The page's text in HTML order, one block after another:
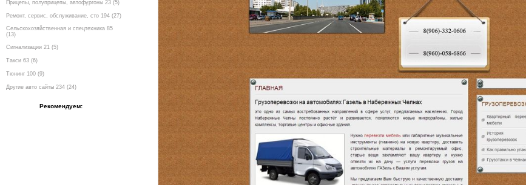
Прицепы, полуприцепы, автофургоны 23 (5)
Ремонт, сервис, обслуживание, сто 194 (27)
Сельскохозяйственная и спецтехника 85
(13)
Сигнализации 21 (5)
Такси 63 (6)
Тюнинг 100 (9)
Другие авто сайты 234 (24)
Рекомендуем: